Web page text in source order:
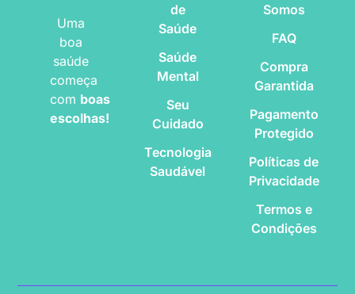
Uma
boa
saúde
começa
com boas
escolhas!
de
Saúde
Saúde
Mental
Seu
Cuidado
Tecnologia
Saudável
Somos
FAQ
Compra
Garantida
Pagamento
Protegido
Políticas de
Privacidade
Termos e
Condições